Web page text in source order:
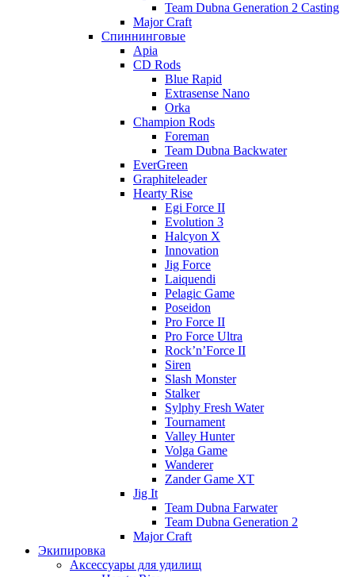
Team Dubna Generation 2 Casting
Major Craft
Спиннинговые
Apia
CD Rods
Blue Rapid
Extrasense Nano
Orka
Champion Rods
Foreman
Team Dubna Backwater
EverGreen
Graphiteleader
Hearty Rise
Egi Force II
Evolution 3
Halcyon X
Innovation
Jig Force
Laiquendi
Pelagic Game
Poseidon
Pro Force II
Pro Force Ultra
Rock’n’Force II
Siren
Slash Monster
Stalker
Sylphy Fresh Water
Tournament
Valley Hunter
Volga Game
Wanderer
Zander Game XT
Jig It
Team Dubna Farwater
Team Dubna Generation 2
Major Craft
Экипировка
Аксессуары для удилищ